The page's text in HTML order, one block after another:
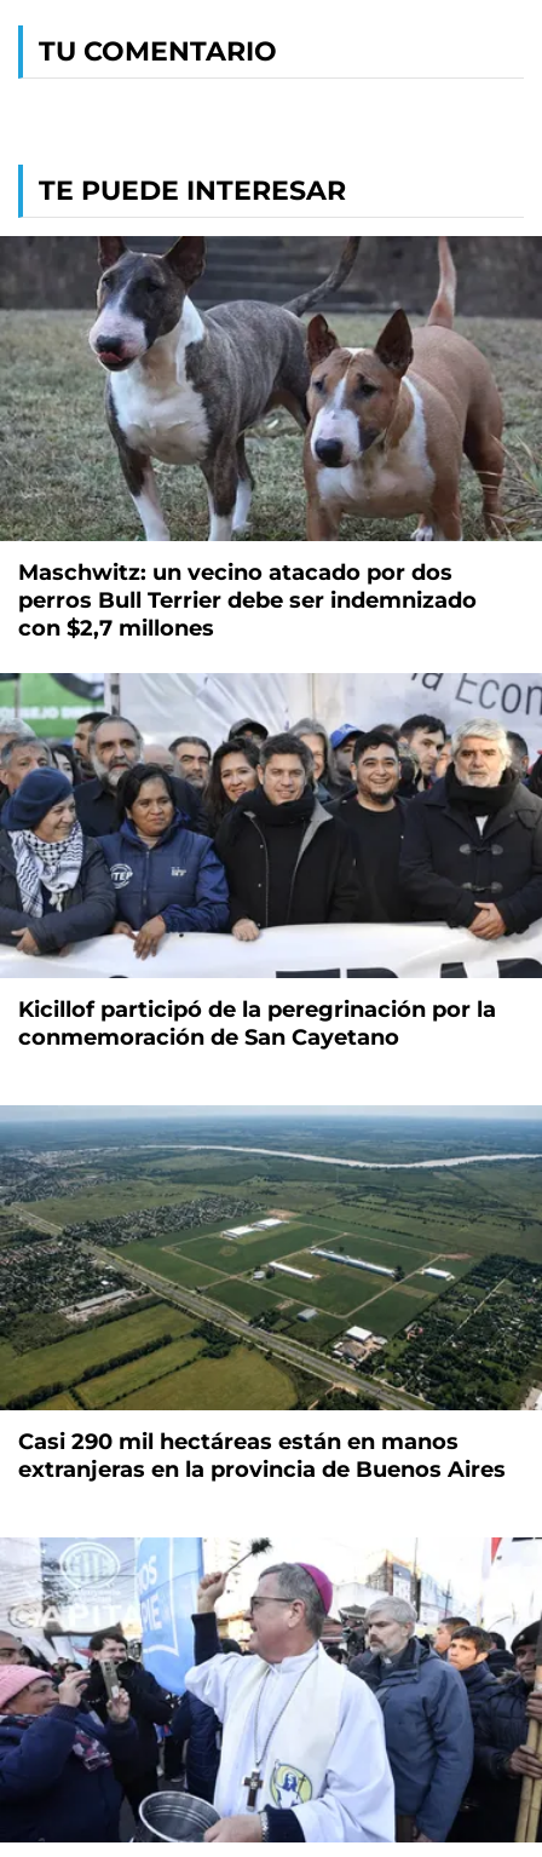
TU COMENTARIO
TE PUEDE INTERESAR
Maschwitz: un vecino atacado por dos
perros Bull Terrier debe ser indemnizado
con $2,7 millones
Kicillof participó de la peregrinación por la
conmemoración de San Cayetano
Casi 290 mil hectáreas están en manos
extranjeras en la provincia de Buenos Aires